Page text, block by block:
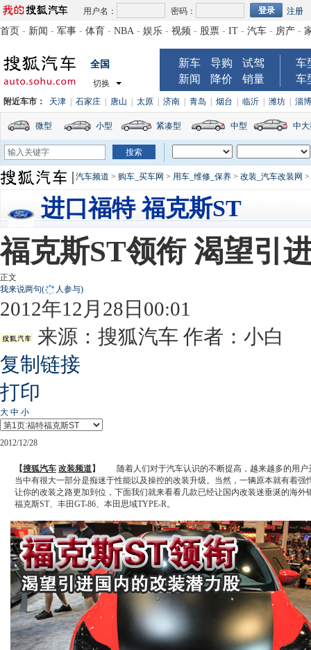
用户名： 密码： 注册
首页 - 新闻 - 军事 - 体育 - NBA - 娱乐 - 视频 - 股票 - IT - 汽车 - 房产 -
全国
切换
新车 导购
试驾
新闻
降价 销量
车
车
附近车市： 天津 石家庄 唐山 太原 济南 青岛 烟台 临沂 潍坊 淄博
微型 小型 紧凑型 中型 中
汽车频道 > 购车_买车网 > 用车_维修_保养 > 改装_汽车改装网 >
进口福特 福克斯ST
福克斯ST领衔 渴望引
正文
我来说两句( 人参与)
2012年12月28日00:01
来源： 搜狐汽车 作者：小白
复制链接
打印
大 中 小
2012/12/28
【搜狐汽车 改装频道】
随着人们对于汽车认识的不断提高，越来越多的用户
当中有很大一部分是痴迷于性能以及操控的改装升级。当然，一辆原本就有着强
让你的改装之路更加到位，下面我们就来看看几款已经让国内改装迷垂涎的海外
福克斯ST、丰田GT-86、本田思域TYPE-R。